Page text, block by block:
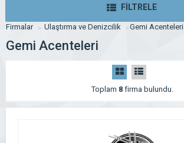
FİLTRELE
Firmalar Ulaştırma ve Denizcilik Gemi Acenteleri
Gemi Acenteleri
Toplam 8firma bulundu.